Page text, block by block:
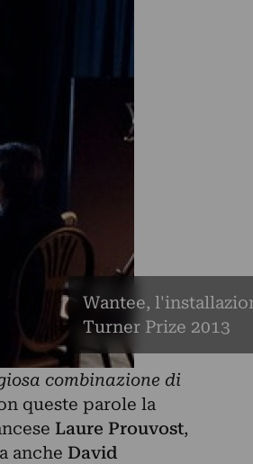
Wantee,
Turner Prize 2013
combinazione di
queste parole la
Laure Prouvost,
anche David